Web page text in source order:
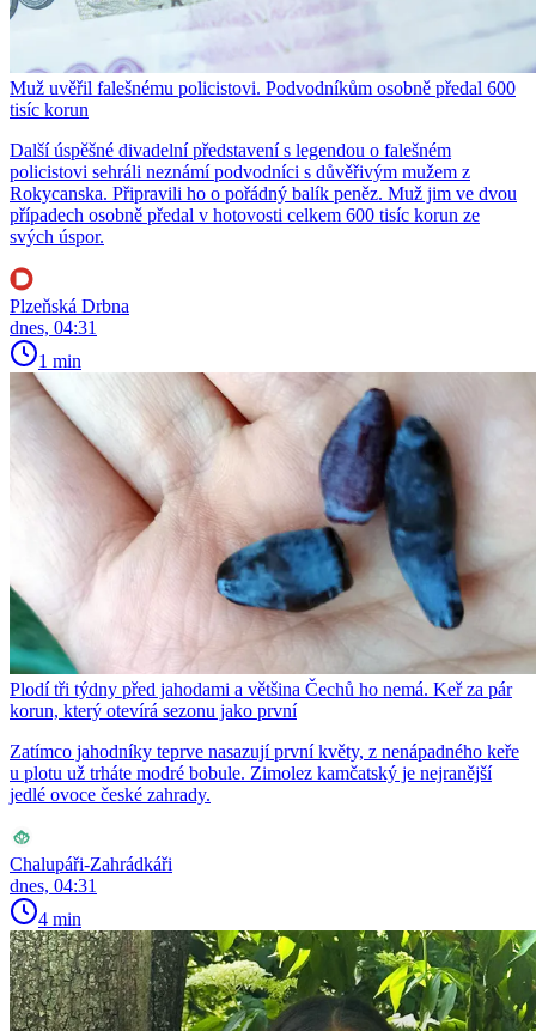
Muž uvěřil falešnému policistovi. Podvodníkům osobně předal 600
tisíc korun
Další úspěšné divadelní představení s legendou o falešném
policistovi sehráli neznámí podvodníci s důvěřivým mužem z
Rokycanska. Připravili ho o pořádný balík peněz. Muž jim ve dvou
případech osobně předal v hotovosti celkem 600 tisíc korun ze
svých úspor.
Plzeňská Drbna
dnes, 04:31
1 min
Plodí tři týdny před jahodami a většina Čechů ho nemá. Keř za pár
korun, který otevírá sezonu jako první
Zatímco jahodníky teprve nasazují první květy, z nenápadného keře
u plotu už trháte modré bobule. Zimolez kamčatský je nejranější
jedlé ovoce české zahrady.
Chalupáři-Zahrádkáři
dnes, 04:31
4 min